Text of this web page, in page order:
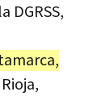
DGRSS,